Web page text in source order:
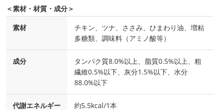
＜素材・材質・成分＞
素材
チキン、ツナ、ささみ、ひまわり油、増粘
多糖類、調味料（アミノ酸等）
成分
タンパク質8.0%以上、脂質0.5%以上、粗
繊維0.5%以下、灰分1.5%以下、水分
88.0%以下
代謝エネルギー 約5.5kcal/1本